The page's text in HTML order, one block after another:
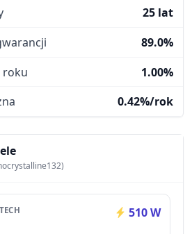
25 lat
89.0%
roku
1.00%
0.42%/rok
510 W